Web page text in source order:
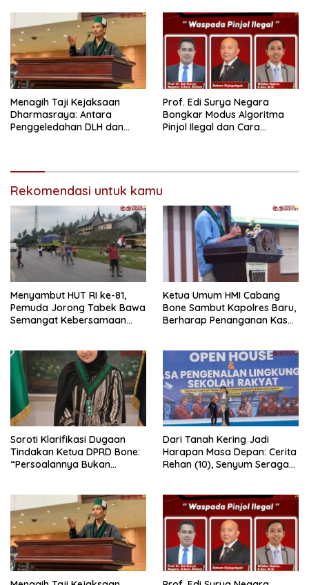
Menagih Taji Kejaksaan
Dharmasraya: Antara
Penggeledahan DLH dan
Prof. Edi Surya Negara
Bongkar Modus Algoritma
Pinjol Ilegal dan Cara
Rekomendasi untuk kamu
Menyambut HUT RI ke-81,
Pemuda Jorong Tabek Bawa
Semangat Kebersamaan
Ketua Umum HMI Cabang
Bone Sambut Kapolres Baru,
Berharap Penanganan Kasus
Soroti Klarifikasi Dugaan
Tindakan Ketua DPRD Bone:
“Persoalannya Bukan
Dari Tanah Kering Jadi
Harapan Masa Depan: Cerita
Rehan (10), Senyum Seragam